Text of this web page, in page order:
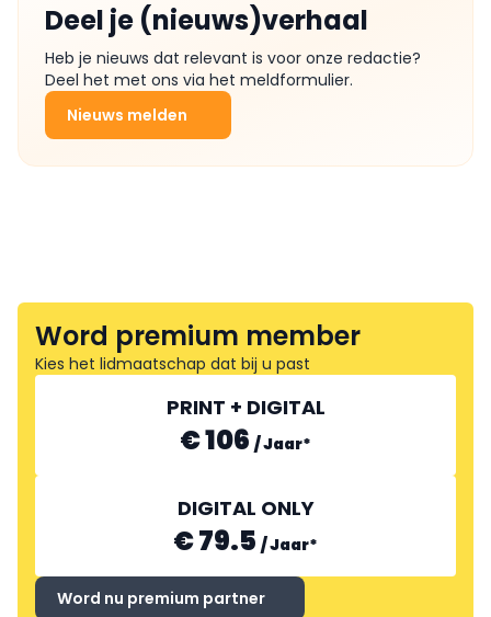
Deel je (nieuws)verhaal
Heb je nieuws dat relevant is voor onze redactie?
Deel het met ons via het meldformulier.
Nieuws melden
Word premium member
Kies het lidmaatschap dat bij u past
PRINT + DIGITAL
€ 106 /Jaar*
DIGITAL ONLY
€ 79.5 /Jaar*
Word nu premium partner